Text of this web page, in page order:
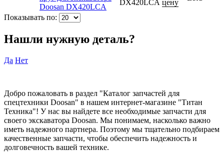
Doosan DX420LCA
DX420LCA цену
Показывать по:
Нашли нужную деталь?
Да Нет
Добро пожаловать в раздел "Каталог запчастей для
спецтехники Doosan" в нашем интернет-магазине "Титан
Техника"! У нас вы найдете все необходимые запчасти для
своего экскаватора Doosan. Мы понимаем, насколько важно
иметь надежного партнера. Поэтому мы тщательно подбираем
качественные запчасти, чтобы обеспечить надежность и
долговечность вашей технике.